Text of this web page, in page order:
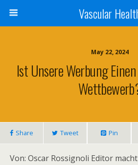
Vascular
May 22, 2024
Ist Unsere Werbung
Share Tweet Pin
Von: Oscar Rossignoli Editor